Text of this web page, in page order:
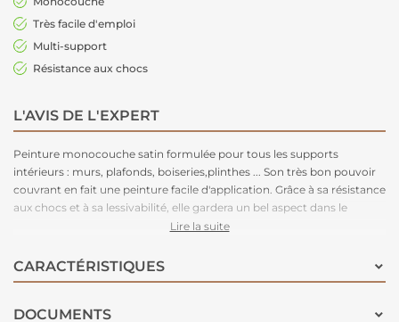
Très facile d'emploi
Multi-support
Résistance aux chocs
L'AVIS DE L'EXPERT
Peinture monocouche satin formulée pour tous les supports
intérieurs : murs, plafonds, boiseries,plinthes ... Son très bon pouvoir
couvrant en fait une peinture facile d'application. Grâce à sa résistance
aux chocs et à sa lessivabilité, elle gardera un bel aspect dans le
temps. Disponible en 54 teintes pour un large choix de déco.
Lire la suite
CARACTÉRISTIQUES
DOCUMENTS